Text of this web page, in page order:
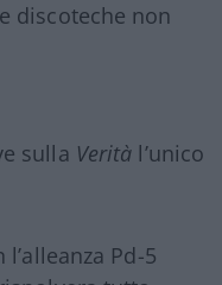
discoteche non
sulla Verità l’unico
Pd-5